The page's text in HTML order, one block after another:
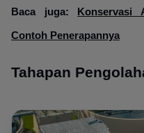
Baca juga: Konservasi
Contoh Penerapannya
Tahapan